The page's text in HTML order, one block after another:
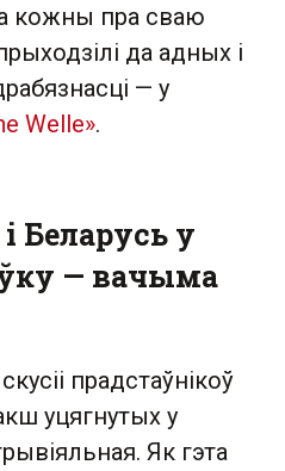
кожны пра сваю
да адных і
— у
Welle».
Беларусь у
— вачыма
прадстаўнікоў
уцягнутых у
Як гэта